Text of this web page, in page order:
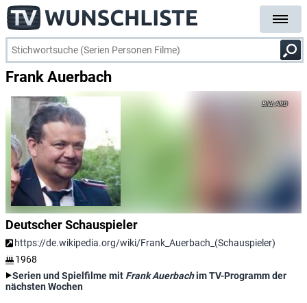
Frank Auerbach
ARD
Deutscher Schauspieler
https://de.wikipedia.org/wiki/Frank_Auerbach_(Schauspieler)
1968
Serien und Spielfilme mit Frank Auerbachim TV-Programm der
nächsten Wochen